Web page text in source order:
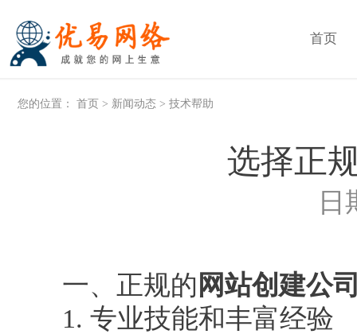
首页
您的位置： 首页 > 新闻动态 > 技术帮助
选择正
一、正规的 网站创建公
1. 专业技能和丰富经验